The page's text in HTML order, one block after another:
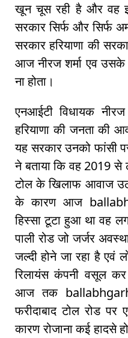
खून चूस रही है और वह
सरकार सिर्फ और सिर्फ
सरकार हरियाणा की
आज नीरज शर्मा एव
ना होता।
एनआईटी विधायक
हरियाणा की जनता की
यह सरकार उनको फांसी
ने बताया कि वह 2019 से
टोल के खिलाफ आवाज
के कारण आज
हिस्सा टूटा हुआ था वह
पाली रोड जो जर्जर
जल्दी होने जा रहा है एवं
रिलायंस कंपनी वसूल
आज तक
फरीदाबाद टोल रोड
कारण रोजाना कई हादसे